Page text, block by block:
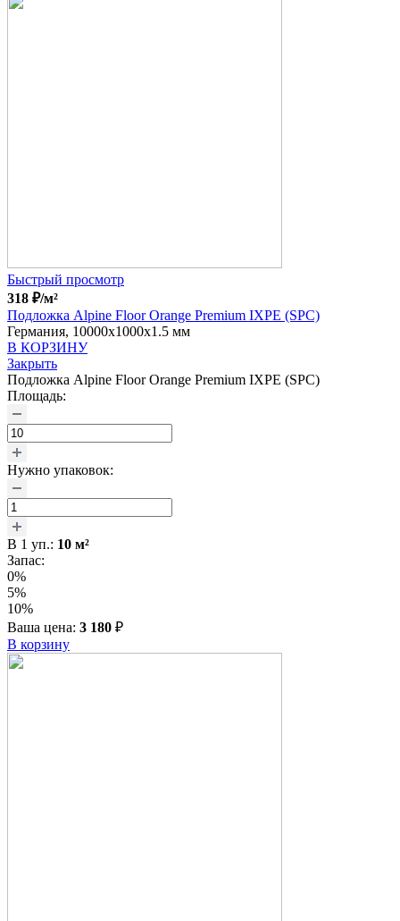
Быстрый просмотр
318 ₽/м²
Подложка Alpine Floor Orange Premium IXPE (SPC)
Германия, 10000x1000x1.5 мм
В КОРЗИНУ
Закрыть
Подложка Alpine Floor Orange Premium IXPE (SPC)
Площадь:
Нужно упаковок:
В 1 уп.: 10 м²
Запас:
0%
5%
10%
Ваша цена: 3 180 ₽
В корзину